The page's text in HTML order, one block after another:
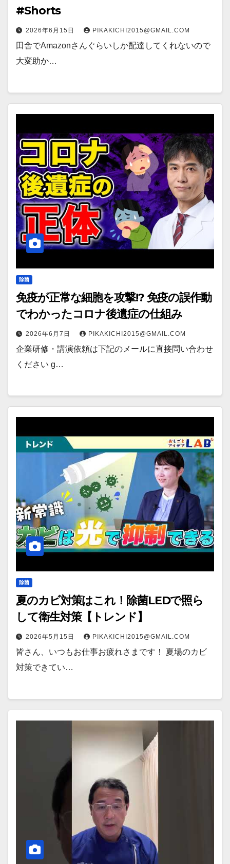
#Shorts
2026年6月15日 PIKAKICHI2015@GMAIL.COM
田舎でAmazonさんぐらいしか配達してくれないので
大変助か…
除菌
免疫が正常な細胞を攻撃!? 免疫の誤作動
でわかったコロナ後遺症の仕組み
2026年6月7日 PIKAKICHI2015@GMAIL.COM
企業研修・講演依頼は下記のメールに直接問い合わせ
ください g…
除菌
夏のカビ対策はこれ！除菌LEDで照ら
して衛生対策【トレンド】
2026年5月15日 PIKAKICHI2015@GMAIL.COM
皆さん、いつもお仕事お疲れさまです！ 夏場のカビ
対策できてい…